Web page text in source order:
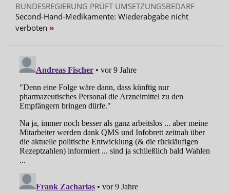
BUNDESREGIERUNG PRÜFT UMSETZUNGSBEDARF
Second-Hand-Medikamente: Wiederabgabe nicht
verboten